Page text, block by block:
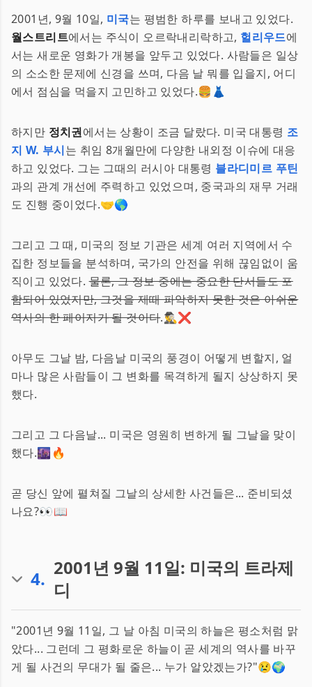
2001년, 9월 10일, 미국는 평범한 하루를 보내고 있었다.
월스트리트에서는 주식이 오르락내리락하고, 헐리우드에
서는 새로운 영화가 개봉을 앞두고 있었다. 사람들은 일상
의 소소한 문제에 신경을 쓰며, 다음 날 뭐를 입을지, 어디
에서 점심을 먹을지 고민하고 있었다.🍔👗
하지만 정치권에서는 상황이 조금 달랐다. 미국 대통령 조
지 W. 부시는 취임 8개월만에 다양한 내외정 이슈에 대응
하고 있었다. 그는 그때의 러시아 대통령 블라디미르 푸틴
과의 관계 개선에 주력하고 있었으며, 중국과의 재무 거래
도 진행 중이었다.🤝🌎
그리고 그 때, 미국의 정보 기관은 세계 여러 지역에서 수
집한 정보들을 분석하며, 국가의 안전을 위해 끊임없이 움
직이고 있었다.물론, 그 정보 중에는 중요한 단서들도 포
함되어 있었지만, 그것을 제때 파악하지 못한 것은 아쉬운
역사의 한 페이지가 될 것이다.🕵️‍♂️❌
아무도 그날 밤, 다음날 미국의 풍경이 어떻게 변할지, 얼
마나 많은 사람들이 그 변화를 목격하게 될지 상상하지 못
했다.
그리고 그 다음날... 미국은 영원히 변하게 될 그날을 맞이
했다.🌆🔥
곧 당신 앞에 펼쳐질 그날의 상세한 사건들은... 준비되셨
나요?👀📖
4. 2001년 9월 11일: 미국의 트라제
디
"2001년 9월 11일, 그 날 아침 미국의 하늘은 평소처럼 맑
았다... 그런데 그 평화로운 하늘이 곧 세계의 역사를 바꾸
게 될 사건의 무대가 될 줄은... 누가 알았겠는가?"😢🌍